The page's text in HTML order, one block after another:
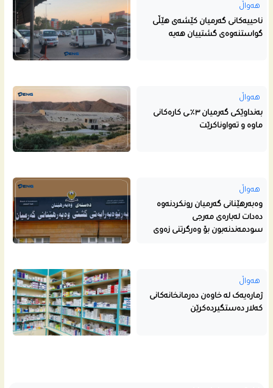
هەواڵ
ناحییه‌كانى گه‌رمیان كێشه‌ى هێڵى
گواستنه‌وه‌ى گشتییان هه‌یه‌
هەواڵ
بەنداوێکی گەرمیان ٣٪ـی کارەکانی
ماوە و تەواوناکرێت
هەواڵ
وەبەرهێنانی گەرمیان رونکردنەوە
دەدات لەبارەی مەرجی
سودمەندنەبون بۆ وەرگرتنی زەوی
هەواڵ
ژمارەیەک لە خاوەن دەرمانخانەکانی
کەلار دەستگیردەکرێن